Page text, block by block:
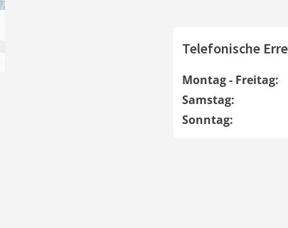
Telefonische
Montag - Freitag:
Samstag:
Sonntag: